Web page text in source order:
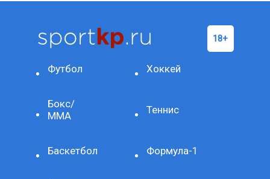
Футбол Хоккей
Бокс/
ММА
Теннис
Баскетбол Формула-1